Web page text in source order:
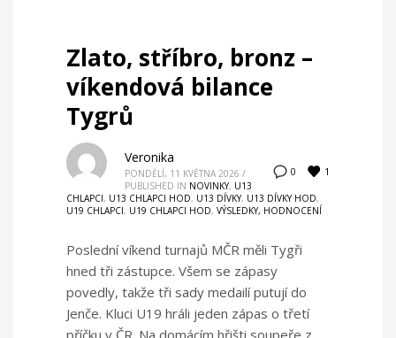
Zlato, stříbro, bronz –
víkendová bilance
Tygrů
0 1
Veronika
PONDĚLÍ, 11 KVĚTNA 2026 /
PUBLISHED IN NOVINKY, U13
CHLAPCI, U13 CHLAPCI HOD, U13 DÍVKY, U13 DÍVKY HOD,
U19 CHLAPCI, U19 CHLAPCI HOD, VÝSLEDKY, HODNOCENÍ
Poslední víkend turnajů MČR měli Tygři
hned tři zástupce. Všem se zápasy
povedly, takže tři sady medailí putují do
Jenče. Kluci U19 hráli jeden zápas o třetí
příčku v ČR. Na domácím hřišti soupeře z